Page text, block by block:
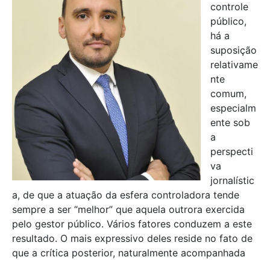
controle
público,
há a
suposição
relativame
nte
comum,
especialm
ente sob
a
perspecti
va
jornalístic
a, de que a atuação da esfera controladora tende
sempre a ser “melhor” que aquela outrora exercida
pelo gestor público. Vários fatores conduzem a este
resultado. O mais expressivo deles reside no fato de
que a crítica posterior, naturalmente acompanhada